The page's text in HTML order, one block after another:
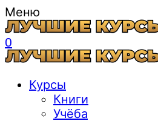
Меню
0
Курсы
Книги
Учёба